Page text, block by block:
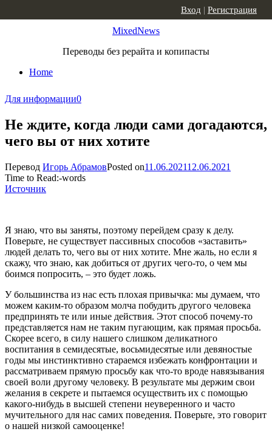
MixedNews
Переводы без рерайта и копипасты
Home
Вход | Регистрация
Для информации0
Не ждите, когда люди сами догадаются,
чего вы от них хотите
Перевод Игорь АбрамовPosted on11.06.202112.06.2021
Time to Read:-words
Источник
Я знаю, что вы заняты, поэтому перейдем сразу к делу.
Поверьте, не существует пассивных способов «заставить»
людей делать то, чего вы от них хотите. Мне жаль, но если я
скажу, что знаю, как добиться от других чего-то, о чем мы
боимся попросить, – это будет ложь.
У большинства из нас есть плохая привычка: мы думаем, что
можем каким-то образом молча побудить другого человека
предпринять те или иные действия. Этот способ почему-то
представляется нам не таким пугающим, как прямая просьба.
Скорее всего, в силу нашего слишком деликатного
воспитания в семидесятые, восьмидесятые или девяностые
годы мы инстинктивно стараемся избежать конфронтации и
рассматриваем прямую просьбу как что-то вроде навязывания
своей воли другому человеку. В результате мы держим свои
желания в секрете и пытаемся осуществить их с помощью
какого-нибудь в высшей степени неуверенного и часто
мучительного для нас самих поведения. Поверьте, это говорит
о нашей низкой самооценке!